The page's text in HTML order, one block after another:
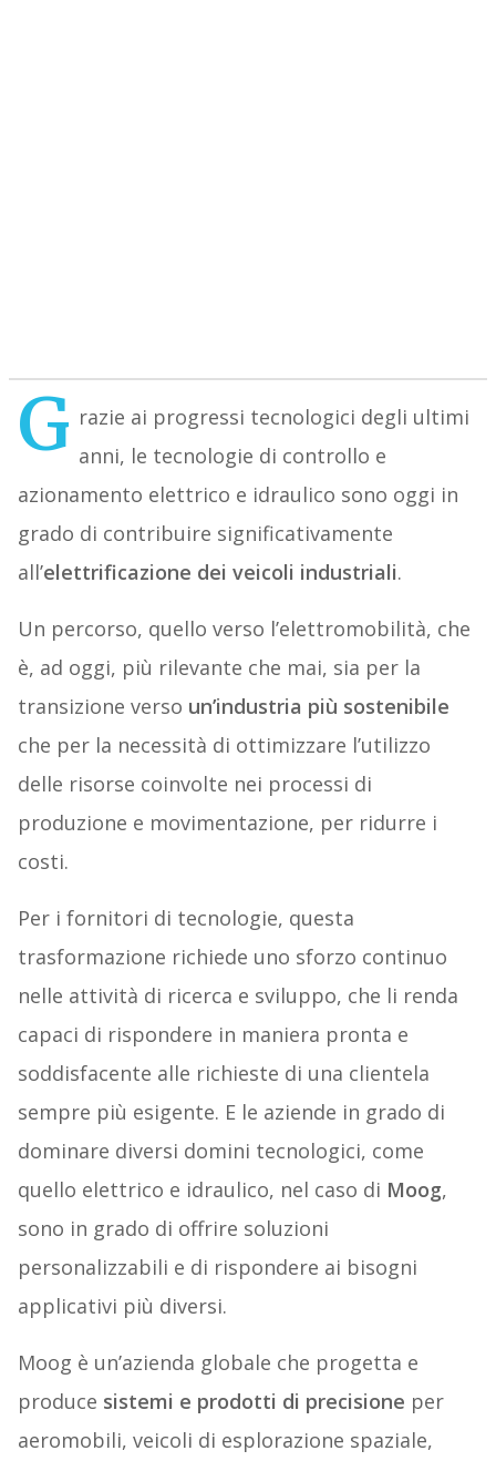
G razie ai progressi tecnologici degli ultimi
anni, le tecnologie di controllo e
azionamento elettrico e idraulico sono oggi in
grado di contribuire significativamente
all’elettrificazione dei veicoli industriali.
Un percorso, quello verso l’elettromobilità, che
è, ad oggi, più rilevante che mai, sia per la
transizione verso un’industria più sostenibile
che per la necessità di ottimizzare l’utilizzo
delle risorse coinvolte nei processi di
produzione e movimentazione, per ridurre i
costi.
Per i fornitori di tecnologie, questa
trasformazione richiede uno sforzo continuo
nelle attività di ricerca e sviluppo, che li renda
capaci di rispondere in maniera pronta e
soddisfacente alle richieste di una clientela
sempre più esigente. E le aziende in grado di
dominare diversi domini tecnologici, come
quello elettrico e idraulico, nel caso di Moog,
sono in grado di offrire soluzioni
personalizzabili e di rispondere ai bisogni
applicativi più diversi.
Moog è un’azienda globale che progetta e
produce sistemi e prodotti di precisione per
aeromobili, veicoli di esplorazione spaziale,